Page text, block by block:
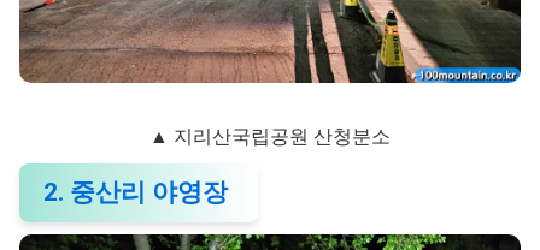
▲ 지리산국립공원 산청분소
2. 중산리 야영장